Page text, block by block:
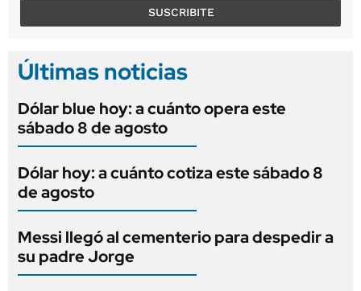
SUSCRIBITE
Últimas noticias
Dólar blue hoy: a cuánto opera este
sábado 8 de agosto
Dólar hoy: a cuánto cotiza este sábado 8
de agosto
Messi llegó al cementerio para despedir a
su padre Jorge